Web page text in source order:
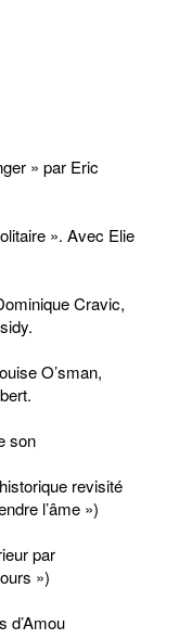
» par Eric
». Avec Elie
Cravic,
O’sman,
son
revisité
l’âme »)
par
»)
d’Amou